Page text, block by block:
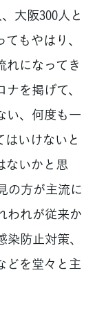
大阪300人と
もやはり、
れになってき
を掲げて、
い、何度も一
いけないと
ないかと思
の方が主流に
われが従来か
防止対策、
どを堂々と主